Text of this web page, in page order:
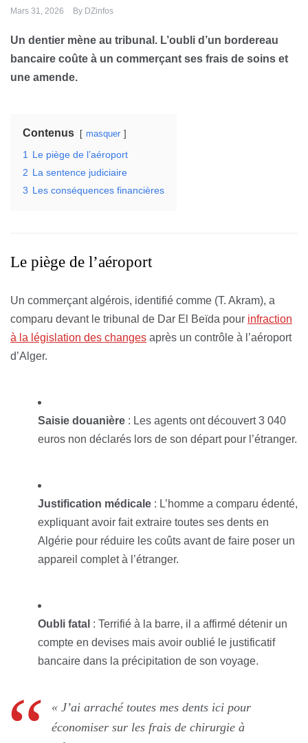
Mars 31, 2026 By DZinfos
Un dentier mène au tribunal. L’oubli d’un bordereau
bancaire coûte à un commerçant ses frais de soins et
une amende.
Contenus masquer
1
Le piège de l’aéroport
2 La sentence judiciaire
3 Les conséquences financières
Le piège de l’aéroport
Un commerçant algérois, identifié comme (T. Akram), a
comparu devant le tribunal de Dar El Beïda pour infraction
à la législation des changes après un contrôle à l’aéroport
d’Alger.
Saisie douanière : Les agents ont découvert 3 040
euros non déclarés lors de son départ pour l’étranger.
Justification médicale : L’homme a comparu édenté,
expliquant avoir fait extraire toutes ses dents en
Algérie pour réduire les coûts avant de faire poser un
appareil complet à l’étranger.
Oubli fatal : Terrifié à la barre, il a affirmé détenir un
compte en devises mais avoir oublié le justificatif
bancaire dans la précipitation de son voyage.
« J’ai arraché toutes mes dents ici pour
économiser sur les frais de chirurgie à